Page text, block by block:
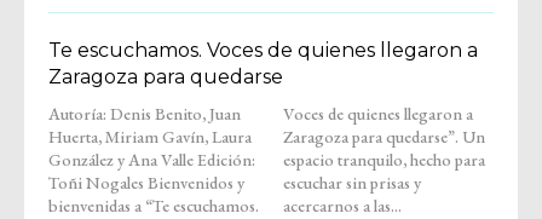
Te escuchamos. Voces de quienes llegaron a
Zaragoza para quedarse
Autoría: Denis Benito, Juan
Huerta, Miriam Gavín, Laura
González y Ana Valle Edición:
Toñi Nogales Bienvenidos y
bienvenidas a “Te escuchamos.
Voces de quienes llegaron a
Zaragoza para quedarse”. Un
espacio tranquilo, hecho para
escuchar sin prisas y
acercarnos a las...